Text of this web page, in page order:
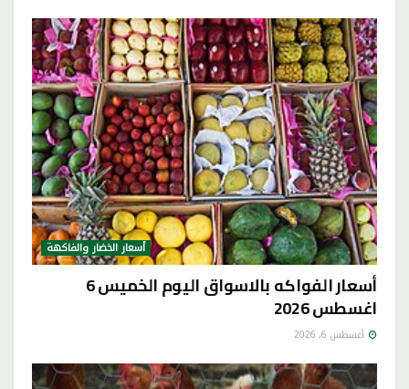
أسعار الخضار والفاكهة
أسعار الفواكه بالاسواق اليوم الخميس 6
اغسطس 2026
أغسطس 6, 2026